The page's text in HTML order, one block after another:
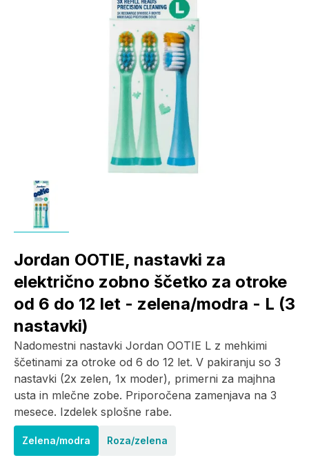
Jordan OOTIE, nastavki za
električno zobno ščetko za otroke
od 6 do 12 let - zelena/modra - L (3
nastavki)
Nadomestni nastavki Jordan OOTIE L z mehkimi
ščetinami za otroke od 6 do 12 let. V pakiranju so 3
nastavki (2x zelen, 1x moder), primerni za majhna
usta in mlečne zobe. Priporočena zamenjava na 3
mesece. Izdelek splošne rabe.
Zelena/modra Roza/zelena